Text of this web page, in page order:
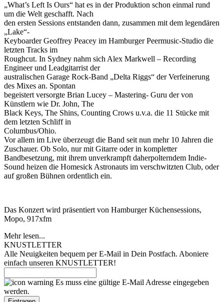
„What’s Left Is Ours“ hat es in der Produktion schon einmal rund
um die Welt geschafft. Nach
den ersten Sessions entstanden dann, zusammen mit dem legendären
„Lake“-
Keyboarder Geoffrey Peacey im Hamburger Peermusic-Studio die
letzten Tracks im
Roughcut. In Sydney nahm sich Alex Markwell – Recording
Engineer und Leadgitarrist der
australischen Garage Rock-Band „Delta Riggs“ der Verfeinerung
des Mixes an. Spontan
begeistert versorgte Brian Lucey – Mastering- Guru der von
Künstlern wie Dr. John, The
Black Keys, The Shins, Counting Crows u.v.a. die 11 Stücke mit
dem letzten Schliff in
Columbus/Ohio.
Vor allem im Live überzeugt die Band seit nun mehr 10 Jahren die
Zuschauer. Ob Solo, nur mit Gitarre oder in kompletter
Bandbesetzung, mit ihrem unverkrampft daherpolterndem Indie-
Sound heizen die Homesick Astronauts im verschwitzten Club, oder
auf großen Bühnen ordentlich ein.
Das Konzert wird präsentiert von Hamburger Küchensessions,
Mopo, 917xfm
Mehr lesen...
KNUSTLETTER
Alle Neuigkeiten bequem per E-Mail in Dein Postfach. Aboniere
einfach unseren KNUSTLETTER!
Es muss eine gültige E-Mail Adresse eingegeben
werden.